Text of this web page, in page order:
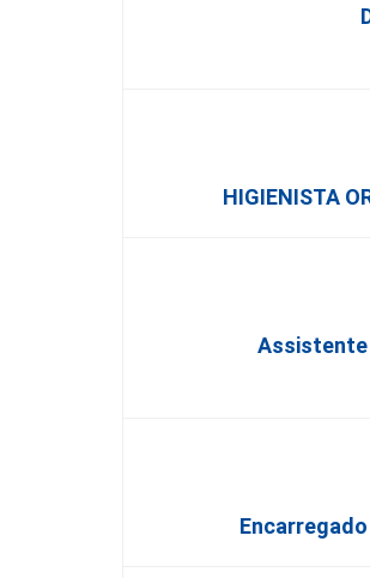
HIGIENISTA
Assistente